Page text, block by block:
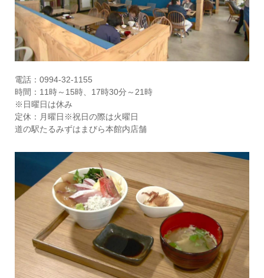
電話：0994-32-1155
時間：11時～15時、17時30分～21時
※日曜日は休み
定休：月曜日※祝日の際は火曜日
道の駅たるみずはまびら本館内店舗